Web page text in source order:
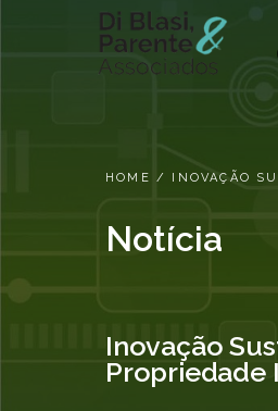
HOME / INOVAÇÃO
Notícia
Inovação
Propriedade